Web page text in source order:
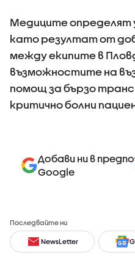
Медиците определят
като резултат от
между екипите в
възможностите на
помощ за бързо
критично болни
Добави ни в
Google
Последвайте ни
NewsLetter